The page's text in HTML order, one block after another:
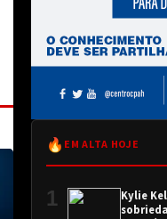
🔥 EM ALTA HOJE
1
Kylie